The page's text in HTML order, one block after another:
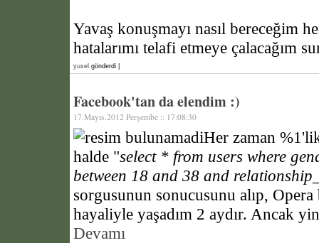
Yavaş konuşmayı nasıl bereceğim
hatalarımı telafi etmeye çalacağım
yuxel gönderdi |
Facebook'tan da elendim :)
17.Mayıs.2012 Perşembe :: 17:08:30
Her zaman
halde "select * from users where
between 18 and 38 and
sorgusunun sonucusunu alıp,
hayaliyle yaşadım 2 aydır. Ancak
Devamı